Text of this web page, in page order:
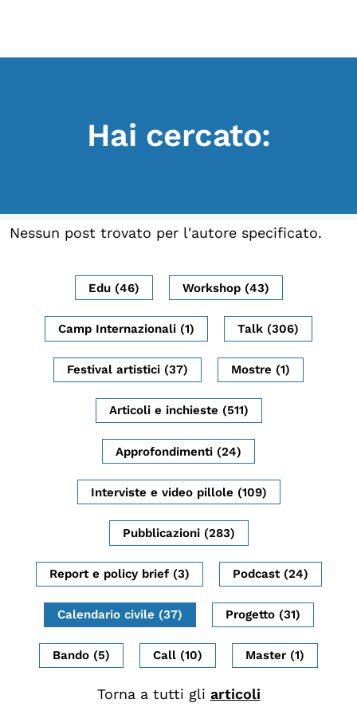
LA FONDAZIONE
Archivio
Archivi del presente
Biblioteca
Mostre digitali
Osservatori di ricerca
Progetti Nazionali
Progetti Internazionali
Pubblicazioni
Storie di Resistenza, ottant’anni dopo
Calendario civile
Elezioni dal mondo
Hai cercato:
Nessun post trovato per l'autore specificato.
Edu (46) Workshop (43)
Camp Internazionali (1) Talk (306)
Festival artistici (37) Mostre (1)
Articoli e inchieste (511)
Approfondimenti (24)
Interviste e video pillole (109)
Pubblicazioni (283)
Report e policy brief (3) Podcast (24)
Calendario civile (37) Progetto (31)
Bando (5) Call (10) Master (1)
Torna a tutti gli articoli